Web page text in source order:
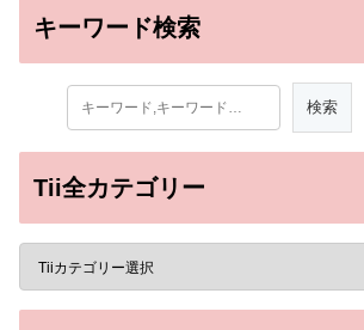
キーワード検索
Tii全カテゴリー